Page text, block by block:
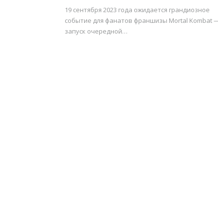
19 сентября 2023 года ожидается грандиозное
событие для фанатов франшизы Mortal Kombat
запуск очередной…